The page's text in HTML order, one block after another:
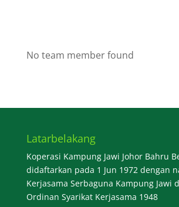
No team member found
Latarbelakang
Koperasi Kampung Jawi Johor Bahru
didaftarkan pada 1 Jun 1972 dengan
Kerjasama Serbaguna Kampung Jawi
Ordinan Syarikat Kerjasama 1948